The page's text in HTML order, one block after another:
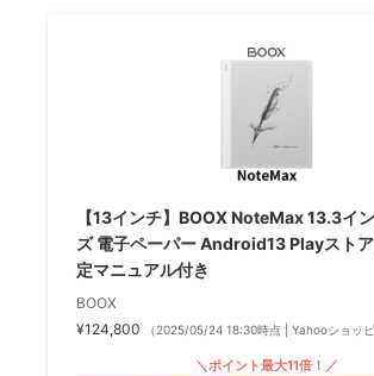
【13インチ】BOOX NoteMax 13.3イ
ズ 電子ペーパー Android13 Playスト
定マニュアル付き
BOOX
¥124,800
（2025/05/24 18:30時点 | Yahooショッピ
＼ポイント最大11倍！／